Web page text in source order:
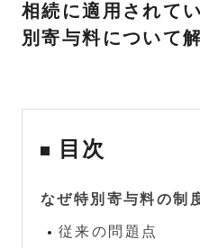
相続に適用されて
別寄与料について
目次
なぜ特別寄与料の制
従来の問題点